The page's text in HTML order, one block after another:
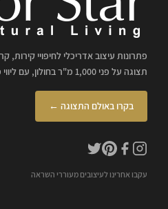
פתרונות עיצוב אדריכלי לחיפויי קירות,
תצוגה על פני 1,000 מ"ר בחולון, עם ליווי מקצועי של מעצבי פנים.
בקרו באולם התצוגה ←
עקבו אחרינו לעיצובים מעוררי השראה